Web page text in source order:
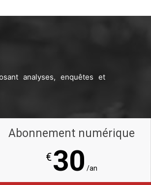
analyses, enquêtes et
Abonnement numérique
€30 /an